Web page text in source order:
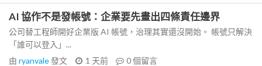
AI 協作不是發帳號：企業要先畫出四條責任邊界
公司替工程師開好企業版 AI 帳號，治理其實還沒開始。 帳號只解決
「誰可以登入」...
由 ryanvale發文 1 天前 0個留言